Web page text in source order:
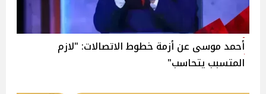
أحمد موسى عن أزمة خطوط الاتصالات: "لازم
المتسبب يتحاسب"